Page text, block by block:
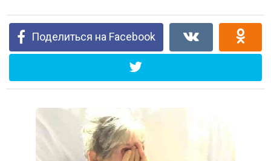
Поделиться на Facebook